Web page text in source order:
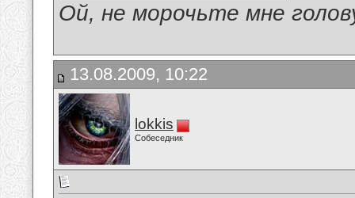
Ой, не морочьте мне
13.08.2009, 10:22
lokkis
Собеседник